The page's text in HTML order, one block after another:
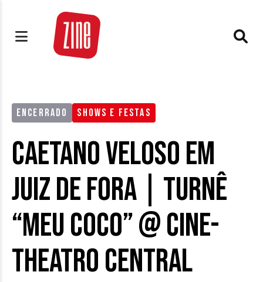
ENCERRADO SHOWS E FESTAS
Caetano Veloso em
Juiz de Fora | Turnê
“Meu Coco” @ Cine-
Theatro Central